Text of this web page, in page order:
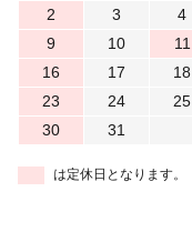
2
3 4
9
10 11
16
17 18
23
24 25
30
31
は定休日となります。